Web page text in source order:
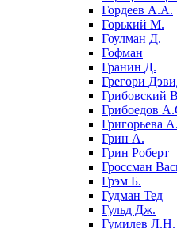
Гордеев А.А.
Горький М.
Гоулман Д.
Гофман
Гранин Д.
Грегори
Грибовский
Грибоедов
Григорьева
Грин А.
Грин Роберт
Гроссман
Грэм Б.
Гудман Тед
Гульд Дж.
Гумилев Л.Н.